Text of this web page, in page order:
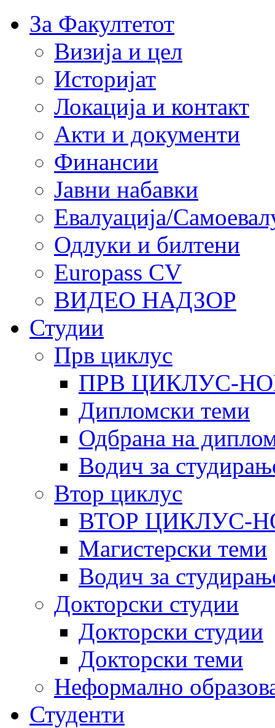
За Факултетот
Визија и цел
Историјат
Локација и контакт
Акти и документи
Финансии
Јавни набавки
Евалуација/
Одлуки и билтени
Europass CV
ВИДЕО НАДЗОР
Студии
Прв циклус
ПРВ ЦИКЛУС-
Дипломски теми
Одбрана на
Водич за
Втор циклус
ВТОР ЦИКЛУС-
Магистерски теми
Водич за
Докторски студии
Докторски студии
Докторски теми
Неформално
Студенти